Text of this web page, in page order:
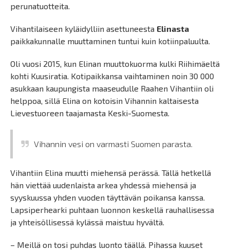
perunatuotteita.
Vihantilaiseen kyläidylliin asettuneesta Elinasta
paikkakunnalle muuttaminen tuntui kuin kotiinpaluulta.
Oli vuosi 2015, kun Elinan muuttokuorma kulki Riihimäeltä
kohti Kuusiratia. Kotipaikkansa vaihtaminen noin 30 000
asukkaan kaupungista maaseudulle Raahen Vihantiin oli
helppoa, sillä Elina on kotoisin Vihannin kaltaisesta
Lievestuoreen taajamasta Keski-Suomesta.
Vihannin vesi on varmasti Suomen parasta.
Vihantiin Elina muutti miehensä perässä. Tällä hetkellä
hän viettää uudenlaista arkea yhdessä miehensä ja
syyskuussa yhden vuoden täyttävän poikansa kanssa.
Lapsiperhearki puhtaan luonnon keskellä rauhallisessa
ja yhteisöllisessä kylässä maistuu hyvältä.
– Meillä on tosi puhdas luonto täällä. Pihassa kuuset